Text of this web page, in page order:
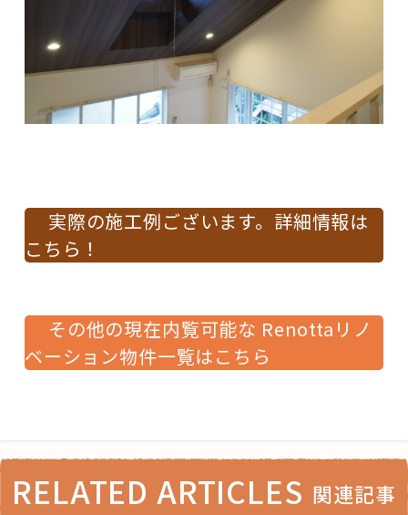
実際の施工例ございます。詳細情報は
こちら！
その他の現在内覧可能な Renottaリノ
ベーション物件一覧はこちら
RELATED ARTICLES 関連記事